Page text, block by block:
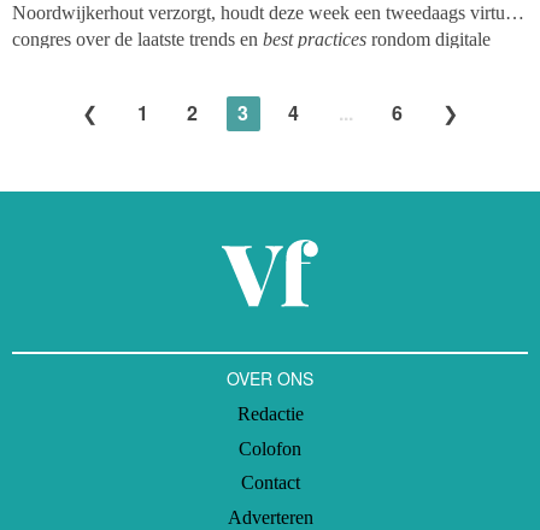
Noordwijkerhout verzorgt, houdt deze week een tweedaags virtueel
congres over de laatste trends en best practices rondom digitale
van Artificial Intelligence (AI) en hoe dat het werk van goede
doelen vernieuwt. Lezers van het Vakblad fondsenwerving kunnen
1 2 3 4 ... 6
OVER ONS
Redactie
Colofon
Contact
Adverteren